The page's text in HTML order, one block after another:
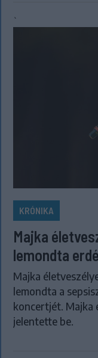
`
KRÓNIKA
Majka
lemondta
Majka
lemondta a
koncertjét. Majka
jelentette be.